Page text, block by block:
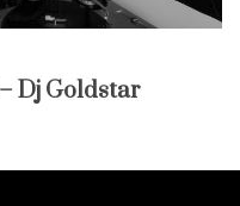
Dj Goldstar